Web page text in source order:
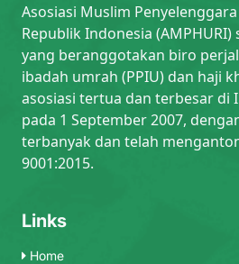
Asosiasi Muslim
Republik Indonesia (AMPHURI)
yang beranggotakan biro
ibadah umrah (PPIU) dan haji
asosiasi tertua dan terbesar di
pada 1 September 2007,
terbanyak dan telah
9001:2015.
Links
Home